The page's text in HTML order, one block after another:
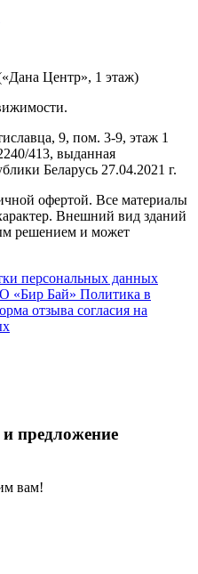
Центр», 1 этаж)
9, пом. 3-9, этаж 1
413, выданная
Беларусь 27.04.2021 г.
офертой. Все материалы
Внешний вид зданий
решением и может
персональных данных
«Бир Бай» Политика в
отзыва согласия на
предложение
вам!